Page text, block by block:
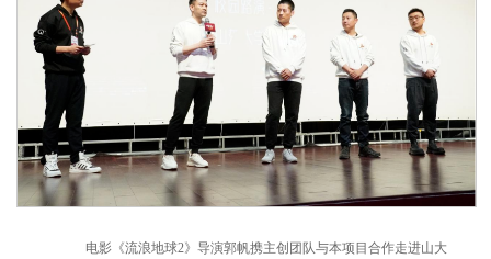
电影《流浪地球2》导演郭帆携主创团队与本项目合作走进山大